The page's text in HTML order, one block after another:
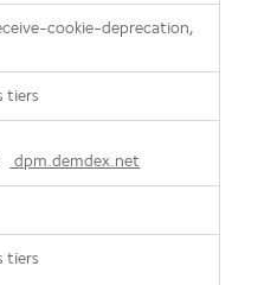
cookie-deprecation,
tiers
dpm.demdex.net
tiers